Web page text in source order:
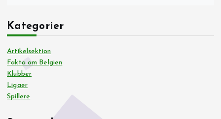
Kategorier
Artikelsektion
Fakta om Belgien
Klubber
Ligaer
Spillere